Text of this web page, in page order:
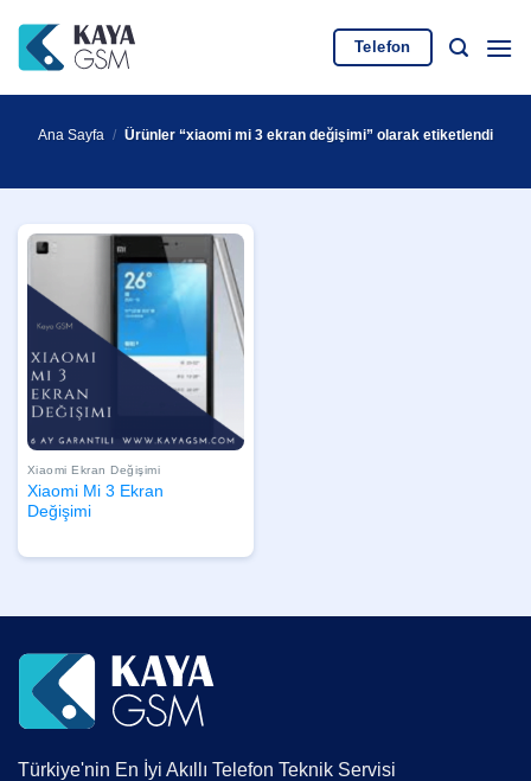
atla
Telefon
Ana Sayfa / Ürünler “xiaomi mi 3 ekran değişimi” olarak etiketlendi
Xiaomi Ekran Değişimi
Xiaomi Mi 3 Ekran
Değişimi
Türkiye'nin En İyi Akıllı Telefon Teknik Servisi